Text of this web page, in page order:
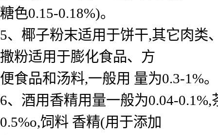
糖色0.15-0.18%)。
5、椰子粉末适用于饼干,其它肉类
撒粉适用于膨化食品、方
便食品和汤料,一般用 量为0.3-1%。
6、酒用香精用量一般为0.04-
0.5%o,饲料 香精(用于添加